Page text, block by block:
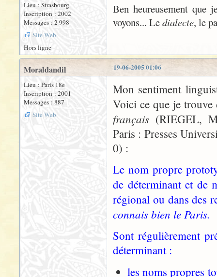
Lieu : Strasbourg
Inscription : 2002
Messages : 2 998
Site Web
Ben heureusement que
voyons... Ledialecte, le
Hors ligne
19-06-2005 01:06
Moraldandil
Lieu : Paris 18e
Inscription : 2001
Messages : 887
Site Web
Mon sentiment
Voici ce que je
français (RIEGEL,
Paris : Presses
0) :
Le nom propre
de déterminant et de
régional ou dans des
connais bien le Paris.
Sont régulièrement
déterminant :
les noms propres